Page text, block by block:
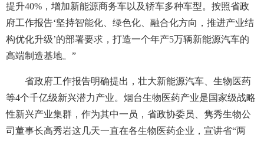
提升40%，增加新能源商务车以及轿车多种车型。按照省政
府工作报告‘坚持智能化、绿色化、融合化方向，推进产业结
构优化升级’的部署要求，打造一个年产5万辆新能源汽车的
高端制造基地。”
省政府工作报告明确提出，壮大新能源汽车、生物医药
等4个千亿级新兴潜力产业。烟台生物医药产业是国家级战略
性新兴产业集群，作为其中一员，省政协委员、隽秀生物公
司董事长高秀岩这几天一直在各生物医药企业，宣讲省“两